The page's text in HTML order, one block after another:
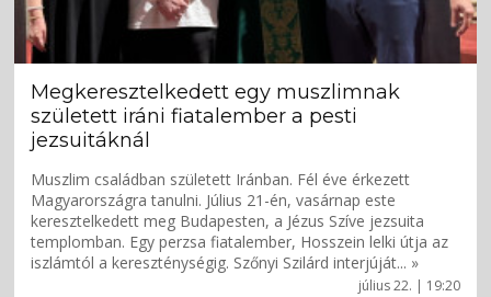
július 22. | 19:20
Megkeresztelkedett egy muszlimnak
született iráni fiatalember a pesti
jezsuitáknál
Muszlim családban született Iránban. Fél éve érkezett
Magyarországra tanulni. Július 21-én, vasárnap este
keresztelkedett meg Budapesten, a Jézus Szíve jezsuita
templomban. Egy perzsa fiatalember, Hosszein lelki útja az
iszlámtól a kereszténységig. Szőnyi Szilárd interjúját... »